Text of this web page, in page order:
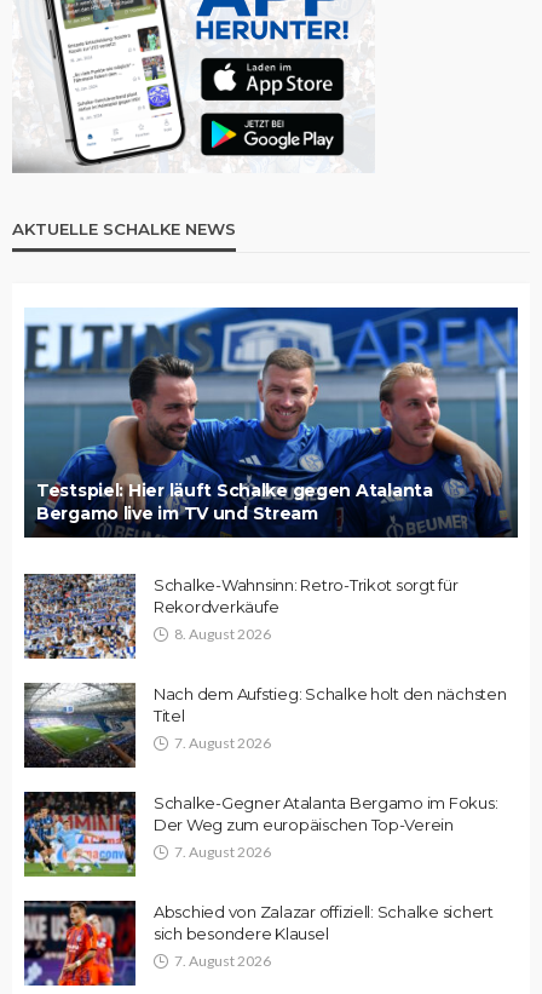
AKTUELLE SCHALKE NEWS
Testspiel: Hier läuft Schalke gegen Atalanta
Bergamo live im TV und Stream
Schalke-Wahnsinn: Retro-Trikot sorgt für
Rekordverkäufe
8. August 2026
Nach dem Aufstieg: Schalke holt den nächsten
Titel
7. August 2026
Schalke-Gegner Atalanta Bergamo im Fokus:
Der Weg zum europäischen Top-Verein
7. August 2026
Abschied von Zalazar offiziell: Schalke sichert
sich besondere Klausel
7. August 2026